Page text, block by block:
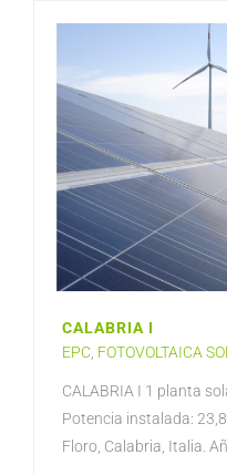
CALABRIA I
EPC FOTOVOLTAICA
CALABRIA I 1 planta
Potencia instalada:
Floro, Calabria, Italia.